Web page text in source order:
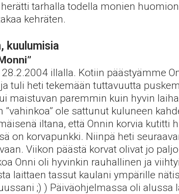
tarhalla todella monien
kehräten.
kuulumisia
illalla. Kotiin päästyämme
tuli heti tekemään tuttavuutta
maistuvan paremmin kuin hyvin
ole sattunut kuluneen
iltana, että Onnin korvia kutitti
on korvapunkki. Niinpä heti
Viikon päästä korvat olivat jo
Onni oli hyvinkin rauhallinen ja
laittaen tassut kaulani ympärille
;) ) Päiväohjelmassa oli